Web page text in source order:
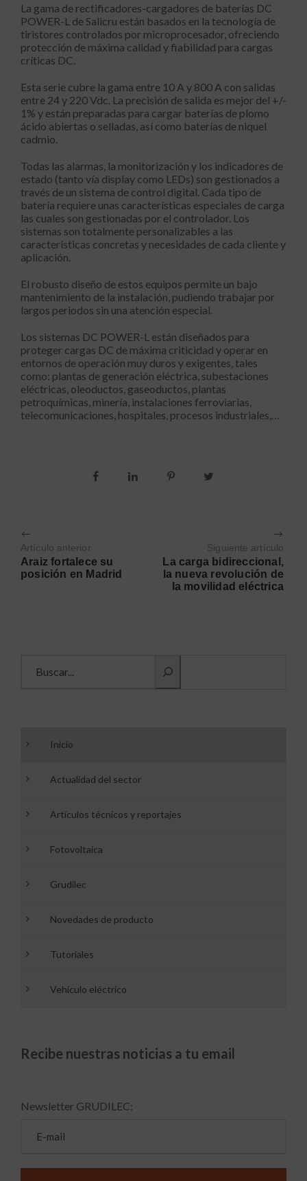
La gama de rectificadores-cargadores de baterías DC
POWER-L de Salicru están basados en la tecnología de
tiristores controlados por microprocesador, ofreciendo
protección de máxima calidad y fiabilidad para cargas
críticas DC.
Esta serie cubre la gama entre 10 A y 800 A con salidas
entre 24 y 220 Vdc. La precisión de salida es mejor del +/-
1% y están preparadas para cargar baterías de plomo
ácido abiertas o selladas, así como baterías de niquel
cadmio.
Todas las alarmas, la monitorización y los indicadores de
estado (tanto vía display como LEDs) son gestionados a
través de un sistema de control digital. Cada tipo de
batería requiere unas características especiales de carga
las cuales son gestionadas por el controlador. Los
sistemas son totalmente personalizables a las
características concretas y necesidades de cada cliente y
aplicación.
El robusto diseño de estos equipos permite un bajo
mantenimiento de la instalación, pudiendo trabajar por
largos periodos sin una atención especial.
Los sistemas DC POWER-L están diseñados para
proteger cargas DC de máxima criticidad y operar en
entornos de operación muy duros y exigentes, tales
como: plantas de generación eléctrica, subestaciones
eléctricas, oleoductos, gaseoductos, plantas
petroquímicas, minería, instalaciones ferroviarias,
telecomunicaciones, hospitales, procesos industriales,…
Artículo anterior
Araiz fortalece su
posición en Madrid
Siguiente artículo
La carga bidireccional,
la nueva revolución de
la movilidad eléctrica
Inicio
Actualidad del sector
Artículos técnicos y reportajes
Fotovoltaica
Grudilec
Novedades de producto
Tutoriales
Vehículo eléctrico
Recibe nuestras noticias a tu email
Newsletter GRUDILEC: